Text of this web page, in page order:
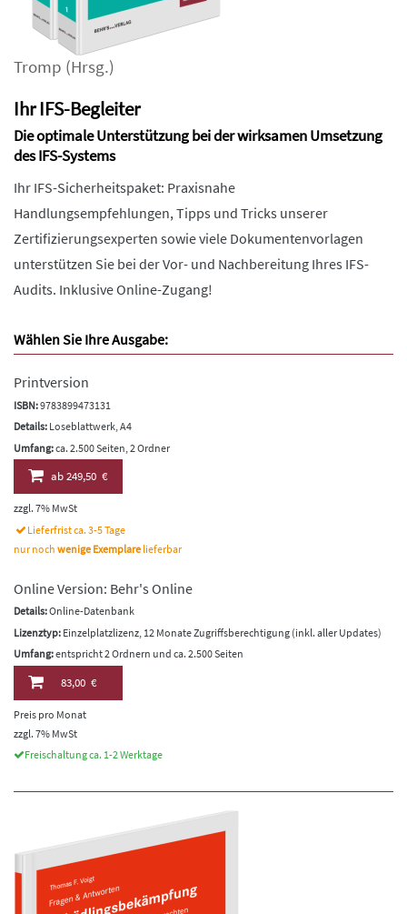
Tromp (Hrsg.)
Ihr IFS-Begleiter
Die optimale Unterstützung bei der wirksamen Umsetzung
des IFS-Systems
Ihr IFS-Sicherheitspaket: Praxisnahe
Handlungsempfehlungen, Tipps und Tricks unserer
Zertifizierungsexperten sowie viele Dokumentenvorlagen
unterstützen Sie bei der Vor- und Nachbereitung Ihres IFS-
Audits. Inklusive Online-Zugang!
Wählen Sie Ihre Ausgabe:
Printversion
ISBN:9783899473131
Details: Loseblattwerk, A4
Umfang:ca. 2.500 Seiten, 2 Ordner
ab249,50 €
zzgl. 7% MwSt
Lieferfrist ca. 3-5 Tage
nur noch wenige Exemplare lieferbar
Online Version: Behr's Online
Details:Online-Datenbank
Lizenztyp: Einzelplatzlizenz, 12 Monate Zugriffsberechtigung (inkl. aller Updates)
Umfang:entspricht 2 Ordnern und ca. 2.500 Seiten
83,00 €
Preis pro Monat
zzgl. 7% MwSt
Freischaltung ca. 1-2 Werktage